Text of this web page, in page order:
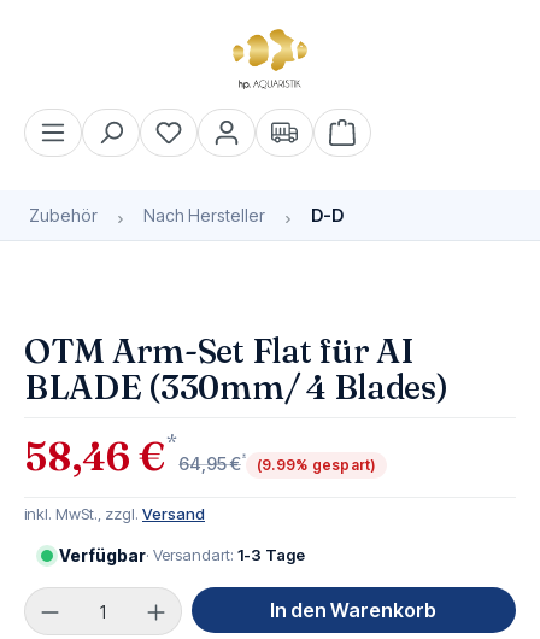
Warenkorb enthält 0
Zubehör Nach Hersteller D-D
OTM Arm-Set Flat für AI
BLADE (330mm/ 4 Blades)
58,46 €*
64,95 €* (9.99% gespart)
inkl. MwSt., zzgl. Versand
Verfügbar· Versandart: 1-3 Tage
Produkt Anzahl: Gib den gewünschten Wert
In den Warenkorb